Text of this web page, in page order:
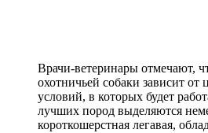
Врачи-ветеринары отмечают,
охотничьей собаки зависит от
условий, в которых будет
лучших пород выделяются
короткошерстная легавая,